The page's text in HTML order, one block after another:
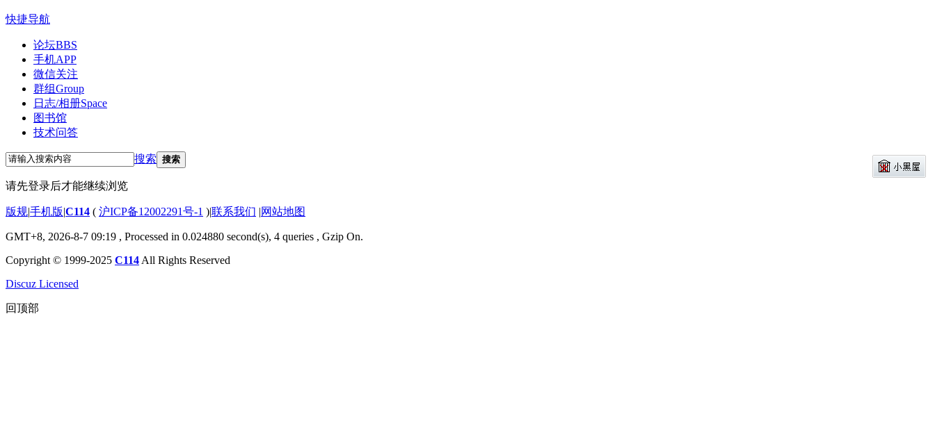
快捷导航
论坛BBS
手机APP
微信关注
群组Group
日志/相册Space
图书馆
技术问答
搜索 搜索
请先登录后才能继续浏览
版规|手机版|C114 ( 沪ICP备12002291号-1 )|联系我们 |网站地图
GMT+8, 2026-8-7 09:19 , Processed in 0.024880 second(s), 4 queries , Gzip On.
Copyright © 1999-2025 C114 All Rights Reserved
Discuz Licensed
回顶部